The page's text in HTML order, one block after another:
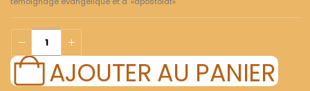
AJOUTER AU PANIER